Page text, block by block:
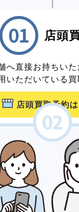
店頭
へ直接お持ちいた
いただいている買
店頭買取予約